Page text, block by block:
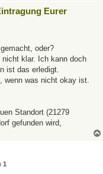
Eurer
oder?
klar. Ich kann doch
ist das erledigt.
wenn was nicht okay ist.
Standort (21279
gefunden wird,
1